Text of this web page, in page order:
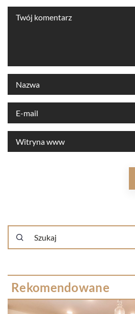
Rekomendowane